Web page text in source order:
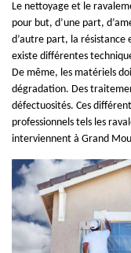
Le nettoyage et le
pour but, d’une part,
d’autre part, la résistance
existe différentes
De même, les matériels
dégradation. Des
défectuosités. Ces
professionnels tels les
interviennent à Grand